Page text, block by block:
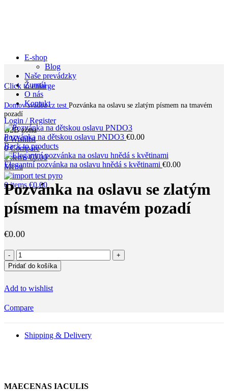
E-shop
Blog
Naše prevádzky
Žurnál
O nás
Kontakt
Login / Register
B2B zóna
0Wishlist
0 Compare
0items €0.00
Menu
0items €0.00
Click to enlarge
Domovsvadba cz test Pozvánka na oslavu se zlatým písmem na tmavém
pozadí
Pozvánka na dětskou oslavu PNDO3 €0.00
Back to products
Elegantní pozvánka na oslavu hnědá s květinami €0.00
Pozvánka na oslavu se zlatým
písmem na tmavém pozadí
€0.00
množstvo
Pozvánka
na
se
písmem
pozadí
Pridať do košíka
Add to wishlist
Compare
Shipping & Delivery
MAECENAS IACULIS